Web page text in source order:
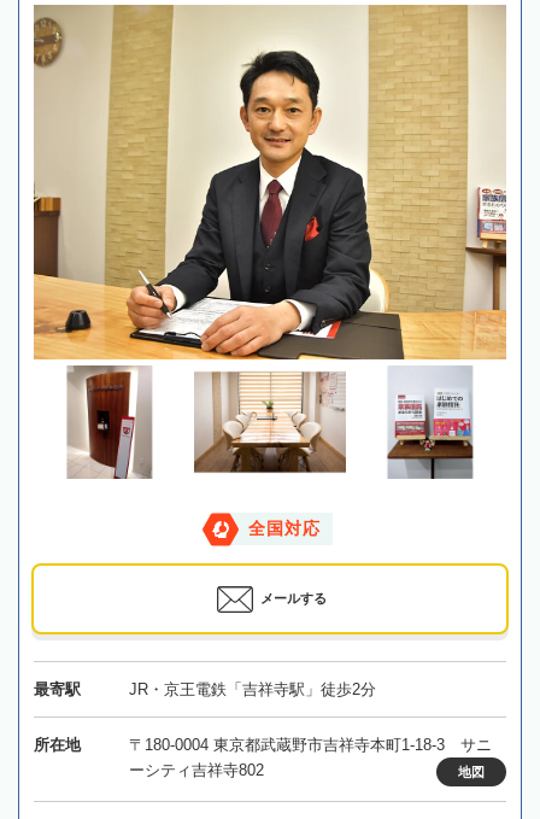
全国対応
メールする
最寄駅 JR・京王電鉄「吉祥寺駅」徒歩2分
所在地
〒180-0004 東京都武蔵野市吉祥寺本町1-18-3 サニ
ーシティ吉祥寺802
地図